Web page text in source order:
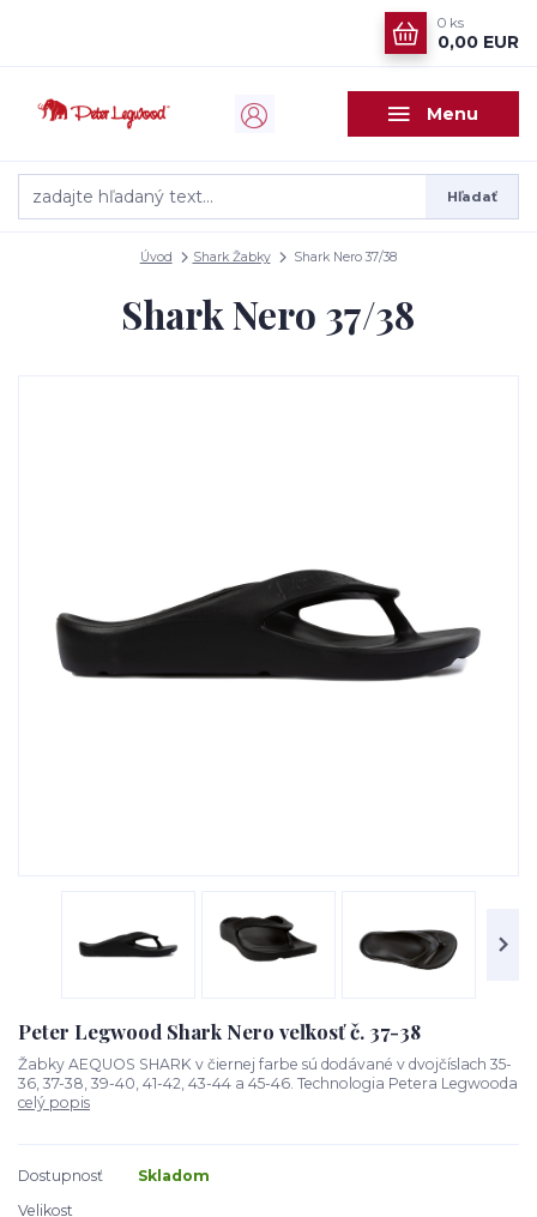
Menu
Hľadať
0 ks
0,00 EUR
Úvod Shark Žabky Shark Nero 37/38
Shark Nero 37/38
Peter Legwood Shark Nero veľkosť č. 37-38
Žabky AEQUOS SHARK v čiernej farbe sú dodávané v dvojčíslach 35-
36, 37-38, 39-40, 41-42, 43-44 a 45-46. Technologia Petera Legwooda
celý popis
Dostupnosť
Skladom
Velikost